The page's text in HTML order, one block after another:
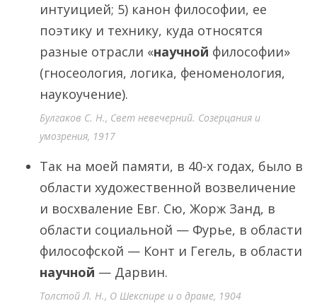
интуицией; 5) канон философии, ее
поэтику и технику, куда относятся
разные отрасли «научной философии»
(гносеология, логика, феноменология,
наукоучение).
Булгаков С. Н., Свет невечерний. Созерцания и
умозрения, 1917
Так на моей памяти, в 40-х годах, было в
области художественной возвеличение
и восхваление Евг. Сю, Жорж Занд, в
области социальной — Фурье, в области
философской — Конт и Гегель, в области
научной — Дарвин.
Толстой Л. Н., О Шекспире и о драме, 1904